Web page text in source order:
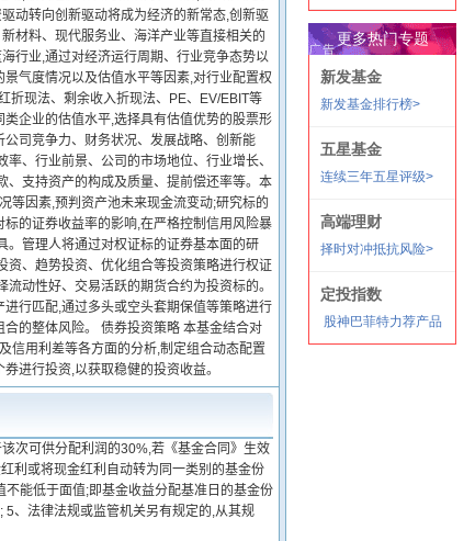
动转向创新驱动将成为经济的新常态,创新驱
材料、现代服务业、海洋产业等直接相关的
行业,通过对经济运行周期、行业竞争态势以
气度情况以及估值水平等因素,对行业配置权
折现法、剩余收入折现法、PE、EV/EBIT等
企业的估值水平,选择具有估值优势的股票形
司竞争力、财务状况、发展战略、创新能
、行业前景、公司的市场地位、行业增长、
、支持资产的构成及质量、提前偿还率等。本
等因素,预判资产池未来现金流变动;研究标的
的证券收益率的影响,在严格控制信用风险暴
。管理人将通过对权证标的证券基本面的研
资、趋势投资、优化组合等投资策略进行权证
动性好、交易活跃的期货合约为投资标的。
行匹配,通过多头或空头套期保值等策略进行
的整体风险。 债券投资策略 本基金结合对
信用利差等各方面的分析,制定组合动态配置
进行投资,以获取稳健的投资收益。
次可供分配利润的30%,若《基金合同》生效
利或将现金红利自动转为同一类别的基金份
能低于面值;即基金收益分配基准日的基金份
、法律法规或监管机关另有规定的,从其规